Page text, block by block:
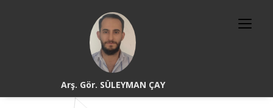
Arş. Gör. SÜLEYMAN ÇAY